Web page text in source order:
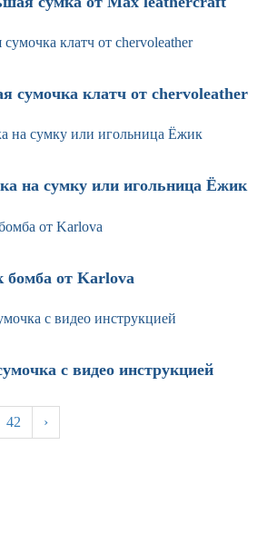
сумочка клатч от chervoleather
на сумку или игольница Ёжик
от Karlova
с видео инструкцией
42 ›